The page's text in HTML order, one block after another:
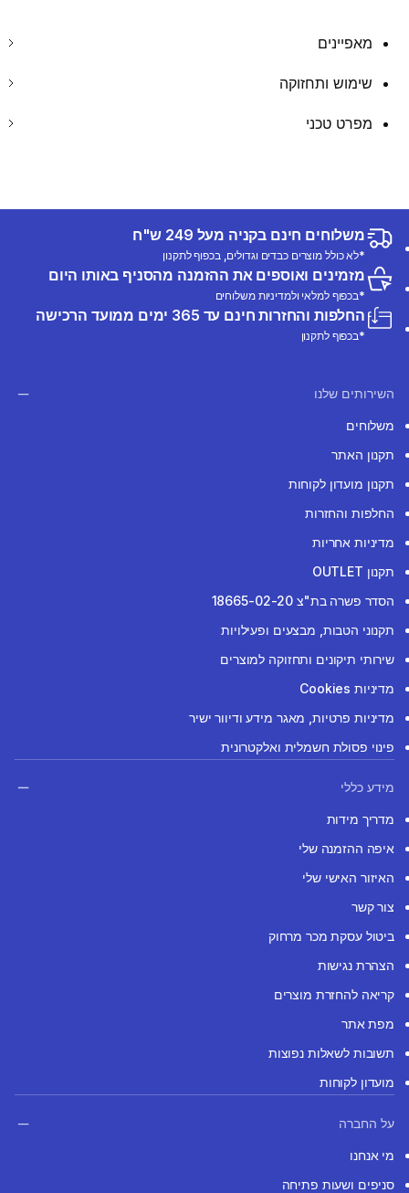
מאפיינים
שימוש ותחזוקה
מפרט טכני
משלוחים חינם בקניה מעל 249 ש"ח
*לא כולל מוצרים כבדים וגדולים, בכפוף לתקנון
מזמינים ואוספים את ההזמנה מהסניף באותו היום
*בכפוף למלאי ולמדיניות משלוחים
החלפות והחזרות חינם עד 365 ימים ממועד הרכישה
*בכפוף לתקנון
השירותים שלנו
משלוחים
תקנון האתר
תקנון מועדון לקוחות
החלפות והחזרות
מדיניות אחריות
תקנון OUTLET
הסדר פשרה בת"צ 18665-02-20
תקנוני הטבות, מבצעים ופעילויות
שירותי תיקונים ותחזוקה למוצרים
מדיניות Cookies
מדיניות פרטיות, מאגר מידע ודיוור ישיר
פינוי פסולת חשמלית ואלקטרונית
מידע כללי
מדריך מידות
איפה ההזמנה שלי
האיזור האישי שלי
צור קשר
ביטול עסקת מכר מרחוק
הצהרת נגישות
קריאה להחזרת מוצרים
מפת אתר
תשובות לשאלות נפוצות
מועדון לקוחות
על החברה
מי אנחנו
סניפים ושעות פתיחה